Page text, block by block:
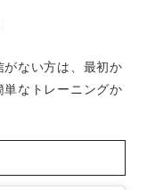
ない方は、最初か
単なトレーニングか